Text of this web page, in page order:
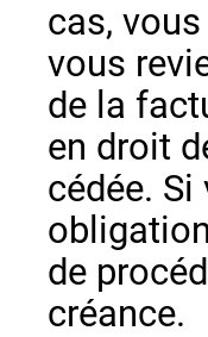
cas,
vous
de la
en droit
cédée.
de
créance.